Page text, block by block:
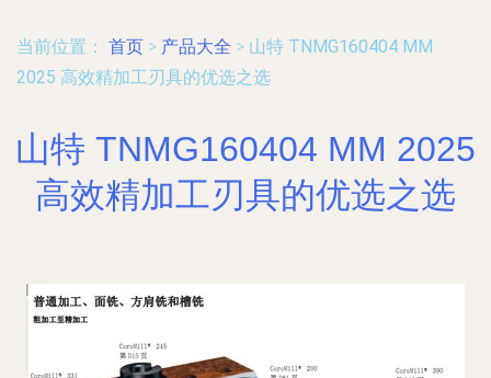
当前位置： 首页 > 产品大全 > 山特 TNMG160404 MM
2025 高效精加工刃具的优选之选
山特 TNMG160404 MM 2025
高效精加工刃具的优选之选